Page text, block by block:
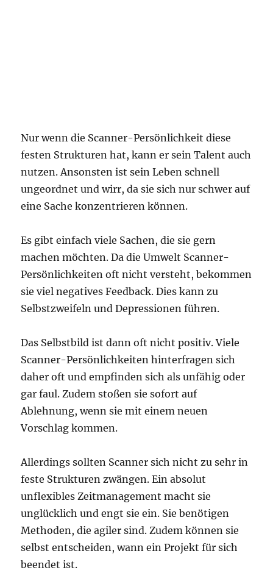
Nur wenn die Scanner-Persönlichkeit diese
festen Strukturen hat, kann er sein Talent auch
nutzen. Ansonsten ist sein Leben schnell
ungeordnet und wirr, da sie sich nur schwer auf
eine Sache konzentrieren können.
Es gibt einfach viele Sachen, die sie gern
machen möchten. Da die Umwelt Scanner-
Persönlichkeiten oft nicht versteht, bekommen
sie viel negatives Feedback. Dies kann zu
Selbstzweifeln und Depressionen führen.
Das Selbstbild ist dann oft nicht positiv. Viele
Scanner-Persönlichkeiten hinterfragen sich
daher oft und empfinden sich als unfähig oder
gar faul. Zudem stoßen sie sofort auf
Ablehnung, wenn sie mit einem neuen
Vorschlag kommen.
Allerdings sollten Scanner sich nicht zu sehr in
feste Strukturen zwängen. Ein absolut
unflexibles Zeitmanagement macht sie
unglücklich und engt sie ein. Sie benötigen
Methoden, die agiler sind. Zudem können sie
selbst entscheiden, wann ein Projekt für sich
beendet ist.